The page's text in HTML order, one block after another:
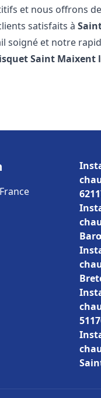
et nous offrons
satisfaits à
soigné et notre
Saint Maixent